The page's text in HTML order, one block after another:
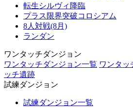
転生シルヴィ降臨
プラス限界突破コロシアム
8人対戦(8月)
ランダン
ワンタッチダンジョン
ワンタッチダンジョン一覧 ワンタッ
ッチ遺跡
試練ダンジョン
試練ダンジョン一覧